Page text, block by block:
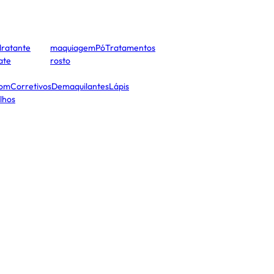
CorretivosDemaquilantesLápis
maquiagemPóTratamentos
rosto